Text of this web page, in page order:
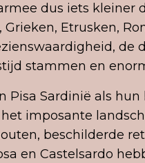
dus iets kleiner
Etrusken,
de
stammen en
Sardinië als
imposante
beschilderde
en Castelsardo